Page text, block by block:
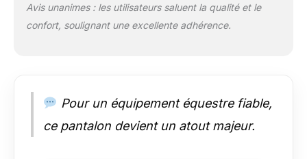
Avis unanimes : les utilisateurs saluent la qualité et le
confort, soulignant une excellente adhérence.
Pour un équipement équestre fiable,
ce pantalon devient un atout majeur.